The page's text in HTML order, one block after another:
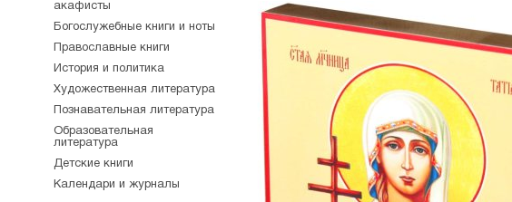
акафисты
Богослужебные книги и ноты
Православные книги
История и политика
Художественная литература
Познавательная литература
Образовательная
литература
Детские книги
Календари и журналы